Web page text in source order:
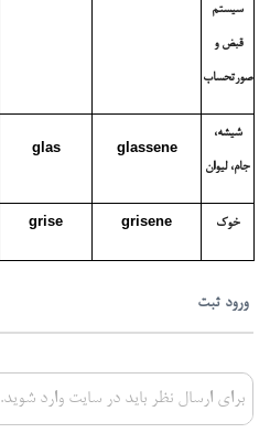
سیستم
قبض و
صورتحساب
glas glassene
شیشه،
جام، لیوان
grise grisene خوک
ورود ثبت
برای ارسال نظر باید در سایت وارد شوید.